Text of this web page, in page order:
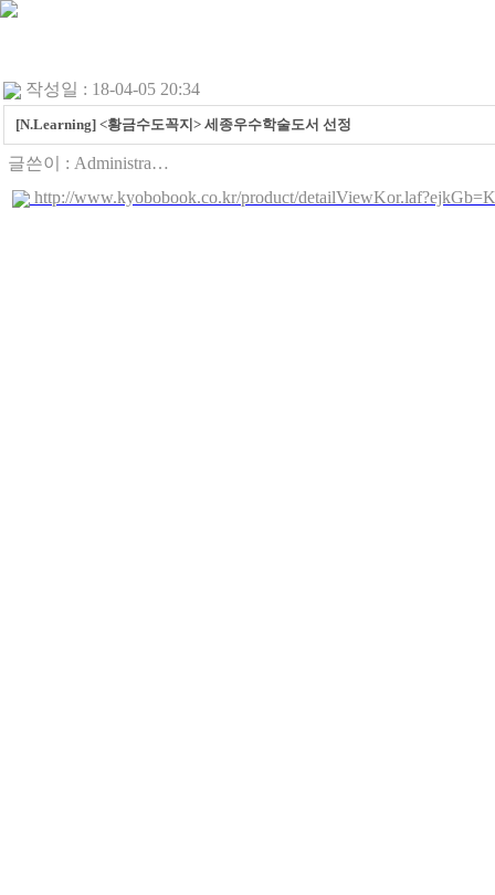
작성일 : 18-04-05 20:34
[N.Learning] <황금수도꼭지> 세종우수학술도서 선정
글쓴이 : Administra…
http://www.kyobobook.co.kr/product/